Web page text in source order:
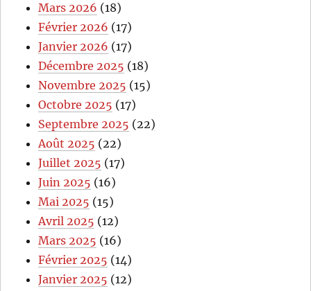
Mars 2026 (18)
Février 2026 (17)
Janvier 2026 (17)
Décembre 2025 (18)
Novembre 2025 (15)
Octobre 2025 (17)
Septembre 2025 (22)
Août 2025 (22)
Juillet 2025 (17)
Juin 2025 (16)
Mai 2025 (15)
Avril 2025 (12)
Mars 2025 (16)
Février 2025 (14)
Janvier 2025 (12)